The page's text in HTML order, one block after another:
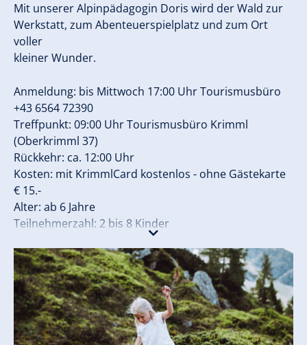
Mit unserer Alpinpädagogin Doris wird der Wald zur
Werkstatt, zum Abenteuerspielplatz und zum Ort
voller
kleiner Wunder.
Anmeldung: bis Mittwoch 17:00 Uhr Tourismusbüro
+43 6564 72390
Treffpunkt: 09:00 Uhr Tourismusbüro Krimml
(Oberkrimml 37)
Rückkehr: ca. 12:00 Uhr
Kosten: mit KrimmlCard kostenlos - ohne Gästekarte
€ 15.-
Alter: ab 6 Jahre
Teilnehmerzahl: 2 bis 8 Kinder
jeden Donnerstag im Zeitraum 02.07. bis 03.09.